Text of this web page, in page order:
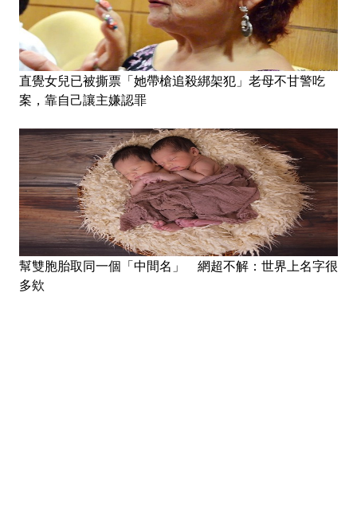
直覺女兒已被撕票「她帶槍追殺綁架犯」老母不甘警吃
案，靠自己讓主嫌認罪
幫雙胞胎取同一個「中間名」 網超不解：世界上名字很
多欸